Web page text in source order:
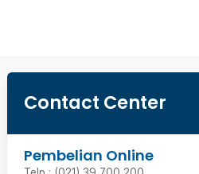
Contact Center
Pembelian Online